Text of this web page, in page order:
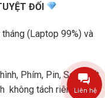
ĐỐI
tháng (Laptop 99%) và
Phím, Pin, Sạc.. (tất
không tách riêng linh
Liên hệ